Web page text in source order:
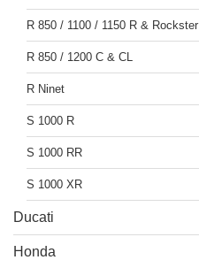
R 850 / 1100 / 1150 R & Rockster
R 850 / 1200 C & CL
R Ninet
S 1000 R
S 1000 RR
S 1000 XR
Ducati
Honda